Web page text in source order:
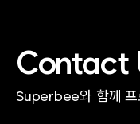
Contact
Superbee와 함께 프